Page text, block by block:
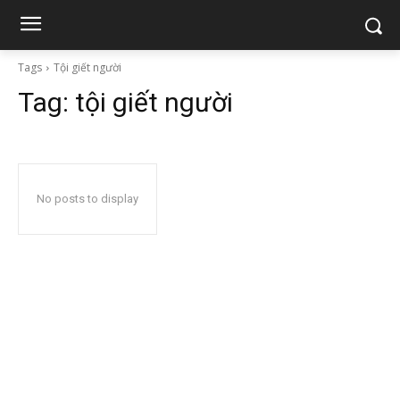
Tags Tội giết người
Tag: tội giết người
No posts to display